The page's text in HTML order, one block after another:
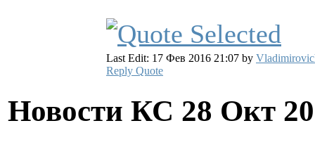
Last Edit: 17 Фев 2016 21:07 by
Reply Quote
Новости КС 28 Окт